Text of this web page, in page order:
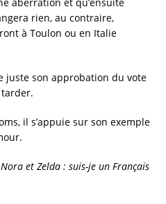
rien, au contraire,
à Toulon ou en Italie
juste son approbation du vote
il s’appuie sur son exemple
et Zelda : suis-je un Français